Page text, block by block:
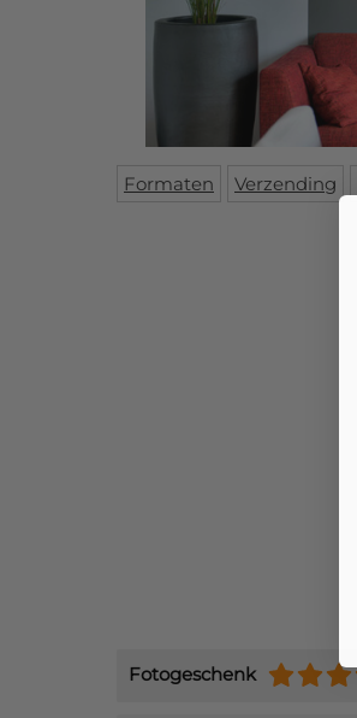
Formaten Verzending
Fotogeschenk